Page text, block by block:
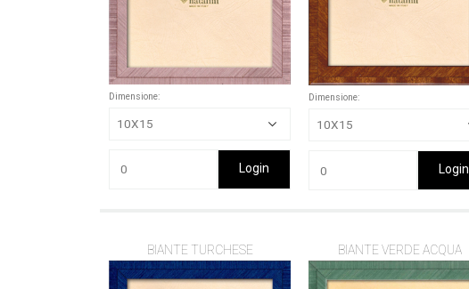
Dimensione:
Login
Dimensione:
Login
BIANTE TURCHESE BIANTE VERDE ACQUA